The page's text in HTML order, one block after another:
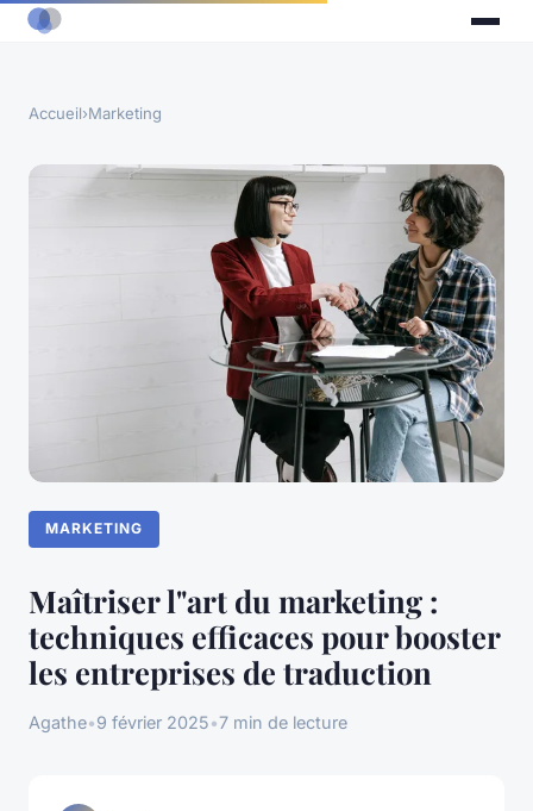
Accueil›Marketing
MARKETING
Maîtriser l"art du marketing :
techniques efficaces pour booster
les entreprises de traduction
Agathe•9 février 2025•7 min de lecture